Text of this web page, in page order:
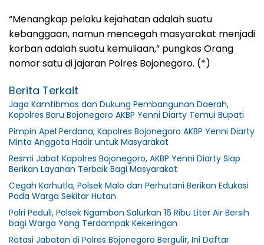
“Menangkap pelaku kejahatan adalah suatu
kebanggaan, namun mencegah masyarakat menjadi
korban adalah suatu kemuliaan,” pungkas Orang
nomor satu di jajaran Polres Bojonegoro. (*)
Berita Terkait
Jaga Kamtibmas dan Dukung Pembangunan Daerah,
Kapolres Baru Bojonegoro AKBP Yenni Diarty Temui Bupati
Pimpin Apel Perdana, Kapolres Bojonegoro AKBP Yenni Diarty
Minta Anggota Hadir untuk Masyarakat
Resmi Jabat Kapolres Bojonegoro, AKBP Yenni Diarty Siap
Berikan Layanan Terbaik Bagi Masyarakat
Cegah Karhutla, Polsek Malo dan Perhutani Berikan Edukasi
Pada Warga Sekitar Hutan
Polri Peduli, Polsek Ngambon Salurkan 16 Ribu Liter Air Bersih
bagi Warga Yang Terdampak Kekeringan
Rotasi Jabatan di Polres Bojonegoro Bergulir, Ini Daftar